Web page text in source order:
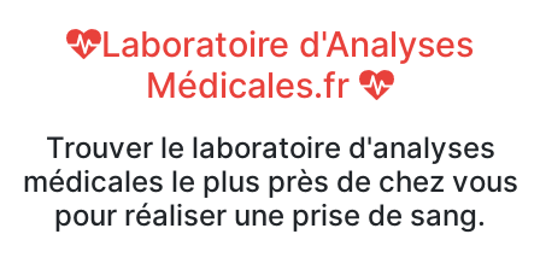
Laboratoire d'Analyses
Médicales.fr
Trouver le laboratoire d'analyses
médicales le plus près de chez vous
pour réaliser une prise de sang.